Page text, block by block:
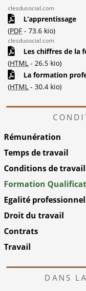
clesdusocial.com
L’apprentissage
(PDF - 73.6 kio)
clesdusocial.com
Les chiffres de la
(HTML - 26.5 kio)
La formation
(HTML - 30.4 kio)
Rémunération
Temps de travail
Conditions de travail
Formation
Egalité
Droit du travail
Contrats
Travail
DANS